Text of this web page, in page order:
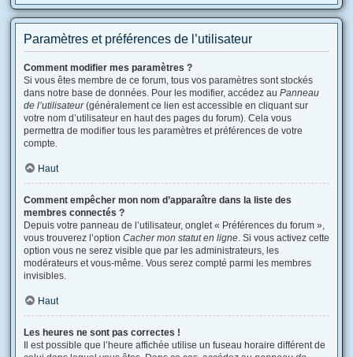
Paramètres et préférences de l’utilisateur
Comment modifier mes paramètres ?
Si vous êtes membre de ce forum, tous vos paramètres sont stockés
dans notre base de données. Pour les modifier, accédez au Panneau
de l’utilisateur(généralement ce lien est accessible en cliquant sur
votre nom d’utilisateur en haut des pages du forum). Cela vous
permettra de modifier tous les paramètres et préférences de votre
compte.
Haut
Comment empêcher mon nom d’apparaître dans la liste des
membres connectés ?
Depuis votre panneau de l’utilisateur, onglet « Préférences du forum »,
vous trouverez l’option Cacher mon statut en ligne. Si vous activez cette
option vous ne serez visible que par les administrateurs, les
modérateurs et vous-même. Vous serez compté parmi les membres
invisibles.
Haut
Les heures ne sont pas correctes !
Il est possible que l’heure affichée utilise un fuseau horaire différent de